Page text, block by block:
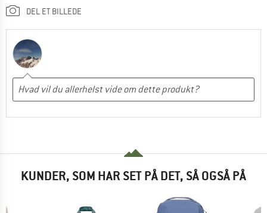
DEL ET BILLEDE
KUNDER, SOM HAR SET PÅ DET, SÅ OGSÅ PÅ